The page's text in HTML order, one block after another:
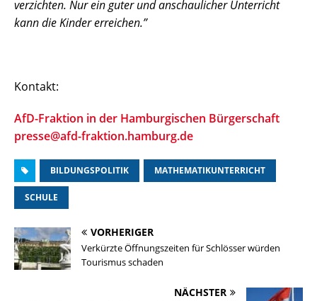
verzichten. Nur ein guter und anschaulicher Unterricht
kann die Kinder erreichen.”
Kontakt:
AfD-Fraktion in der Hamburgischen Bürgerschaft
presse@afd-fraktion.hamburg.de
BILDUNGSPOLITIK MATHEMATIKUNTERRICHT
SCHULE
VORHERIGER
Verkürzte Öffnungszeiten für Schlösser würden
Tourismus schaden
NÄCHSTER